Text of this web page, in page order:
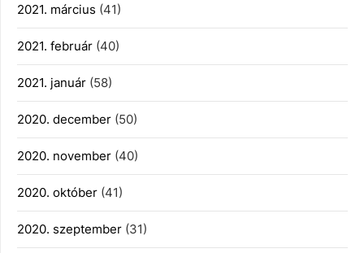
2021. március (41)
2021. február (40)
2021. január (58)
2020. december (50)
2020. november (40)
2020. október (41)
2020. szeptember (31)